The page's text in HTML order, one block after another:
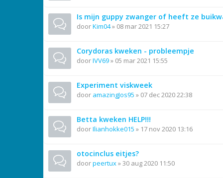
Is mijn guppy zwanger of heeft ze
doorKim04» 08 mar 2021 15:27
Corydoras kweken - probleempje
doorIVV69» 05 mar 2021 15:55
Experiment viskweek
door amazingJos95 » 07 dec 2020 22:38
Betta kweken HELP!!!
doorIlianhokke015 » 17 nov 2020 13:16
otocinclus eitjes?
doorpeertux»30 aug 2020 11:50